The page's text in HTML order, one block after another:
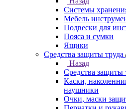
Системы
Мебель
Подвески для
Пояса и сумки
Ящики
Средства защиты труда
Назад
Средства защиты
Каски,
наушники
Очки, маски